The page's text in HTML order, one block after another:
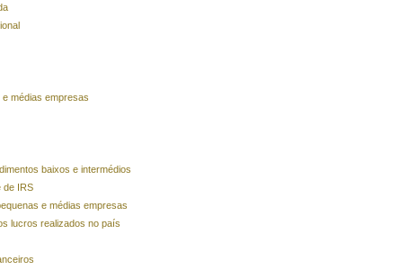
médias empresas
baixos e intermédios
de IRS
e médias empresas
lucros realizados no país